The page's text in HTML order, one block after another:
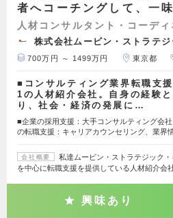
者へコーチングして、一
人材コンサルタント・コーデ
株式会社ムービン・ストラテ
700万円 ～ 1499万円 東京都
■コンサルティング業界転職支
1の人材紹介会社。自身の経験
り、社会・経済の発展に…
■企業の採用支援：大手コンサルティング会
の転職支援：キャリアカウンセリング、業界
会社概要
私達ムービン・ストラテジック
を中心に転職支援を提供している人材紹介会
興味あり